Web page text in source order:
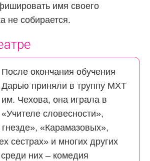
имя своего
не собирается.
После окончания обучения
Дарью приняли в труппу МХТ
им. Чехова, она играла в
«Учителе словесности»,
«Карамазовых»,
сестрах» и многих других
них – комедия